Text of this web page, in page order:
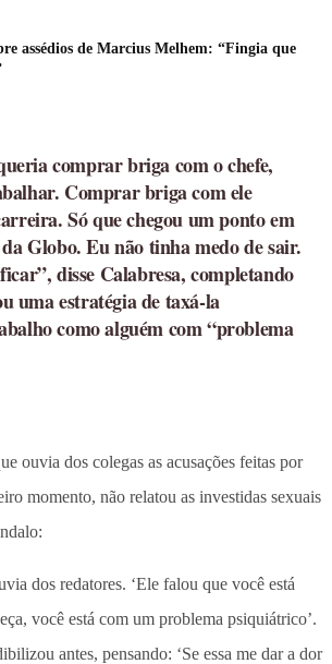
assédios de Marcius Melhem: “Fingia que
comprar briga com o chefe,
Comprar briga com ele
Só que chegou um ponto em
Globo. Eu não tinha medo de sair.
disse Calabresa, completando
uma estratégia de taxá-la
como alguém com “problema
ouvia dos colegas as acusações feitas por
momento, não relatou as investidas sexuais
dos redatores. ‘Ele falou que você está
você está com um problema psiquiátrico’.
antes, pensando: ‘Se essa me dar a dor